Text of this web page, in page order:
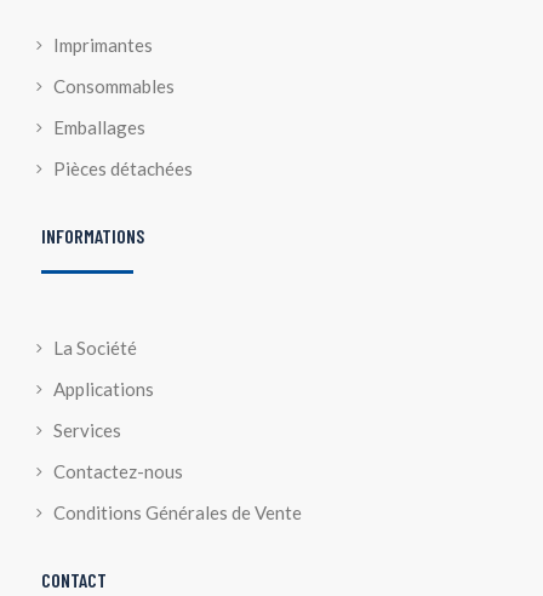
Imprimantes
Consommables
Emballages
Pièces détachées
INFORMATIONS
La Société
Applications
Services
Contactez-nous
Conditions Générales de Vente
CONTACT